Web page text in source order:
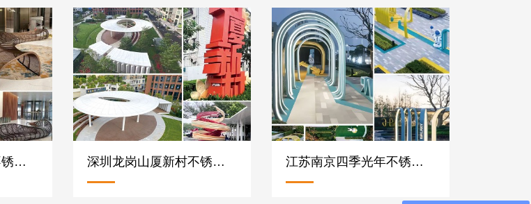
上海浦东前滩中心不锈钢镂空异形坐凳案例 深圳龙岗山厦新村不锈钢雕塑廊架小品定制案例 江苏南京四季光年不锈钢雕塑坐凳小品摆件案例